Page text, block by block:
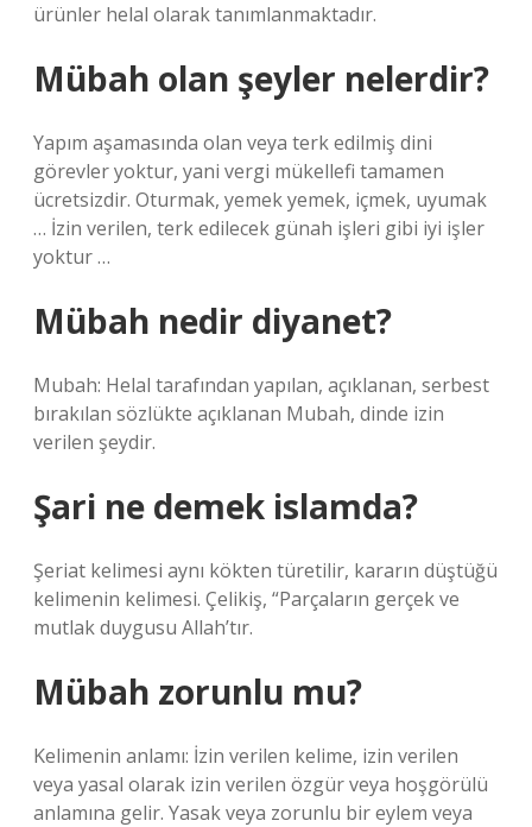
ürünler helal olarak tanımlanmaktadır.
Mübah olan şeyler nelerdir?
Yapım aşamasında olan veya terk edilmiş dini
görevler yoktur, yani vergi mükellefi tamamen
ücretsizdir. Oturmak, yemek yemek, içmek, uyumak
… İzin verilen, terk edilecek günah işleri gibi iyi işler
yoktur …
Mübah nedir diyanet?
Mubah: Helal tarafından yapılan, açıklanan, serbest
bırakılan sözlükte açıklanan Mubah, dinde izin
verilen şeydir.
Şari ne demek islamda?
Şeriat kelimesi aynı kökten türetilir, kararın düştüğü
kelimenin kelimesi. Çelikiş, “Parçaların gerçek ve
mutlak duygusu Allah’tır.
Mübah zorunlu mu?
Kelimenin anlamı: İzin verilen kelime, izin verilen
veya yasal olarak izin verilen özgür veya hoşgörülü
anlamına gelir. Yasak veya zorunlu bir eylem veya